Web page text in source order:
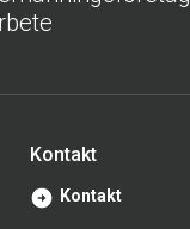
Kontakt
Kontakt